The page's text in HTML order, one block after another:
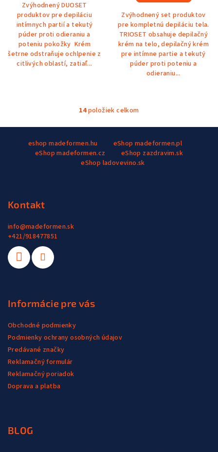
Zvýhodnený DUOSET
produktov pre depiláciu
intímnych partií a tekutý
púder proti odieraniu a
poteniu pokožky Krém
šetrne odstraňuje ochlpenie z
citlivých oblastí, zatiaľ...
Zvýhodnený set produktov
pre kompletnú depiláciu tela.
TRIOSET obsahuje depilačný
krém na telo, depilačný krém
pre intímne partie a tekutý
púder proti poteniu a
odieraniu...
O
v
d
14položiek celkom
eshop madeformen.hu
eShop madeformen.pl
eShop madeformen.cz
eShop zazdravim.sk
eShop ladovevino.sk
Kontakt
info@madeformen.sk
+421/918477851
Informácie pre vás
Obchodné podmienky
Podmienky ochrany osobných údajov
Predávané značky
Reklamačný formulár
Reklamačný poriadok
Doprava a platba
BLOG